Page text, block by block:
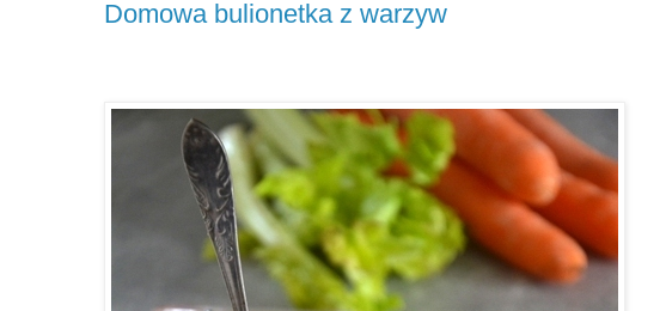
Domowa bulionetka z warzyw